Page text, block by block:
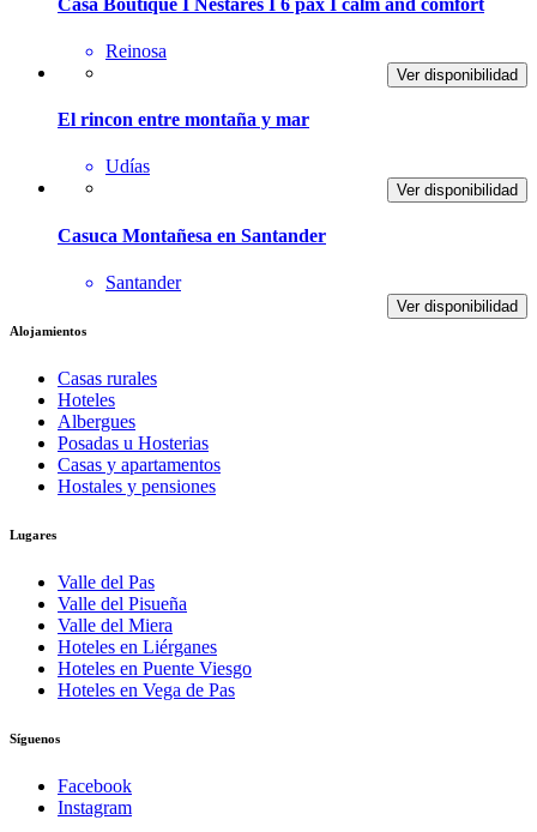
Reinosa
Ver disponibilidad
El rincon entre montaña y mar
Udías
Ver disponibilidad
Casuca Montañesa en Santander
Santander
Ver disponibilidad
Alojamientos
Casas rurales
Hoteles
Albergues
Posadas u Hosterias
Casas y apartamentos
Hostales y pensiones
Lugares
Valle del Pas
Valle del Pisueña
Valle del Miera
Hoteles en Liérganes
Hoteles en Puente Viesgo
Hoteles en Vega de Pas
Síguenos
Facebook
Instagram